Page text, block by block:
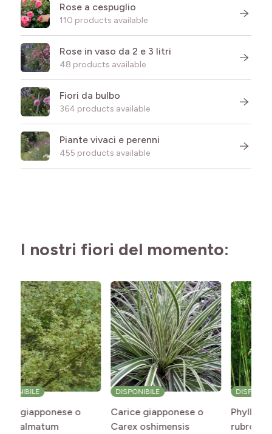
Rose a cespuglio
110 products available
Rose in vaso da 2 e 3 litri
48 products available
Fiori da bulbo
364 products available
Piante vivaci e perenni
455 products available
I nostri fiori del momento:
DISPONIBILE
Phyllostachys
rubromarginata -
DISPONIBILE
Agapanthe Graphite
White Pot de 2L/3L